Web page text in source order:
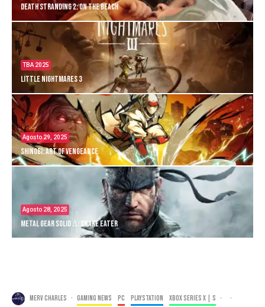
Death Stranding 2: On the Beach
TBA 2025
Little Nightmares 3
Agosto 29, 2025
Shinobi: Art of Vengeance
Agosto 28, 2025
Metal Gear Solid Δ: Snake Eater
Merv Charles · Gaming news PC PlayStation Xbox Series X | S · ·